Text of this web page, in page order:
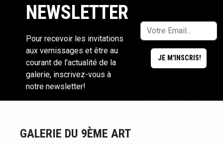
NEWSLETTER
Pour recevoir les invitations
aux vernissages et être au
courant de l'actualité de la
galerie, inscrivez-vous à
notre newsletter!
GALERIE DU 9ÈME ART